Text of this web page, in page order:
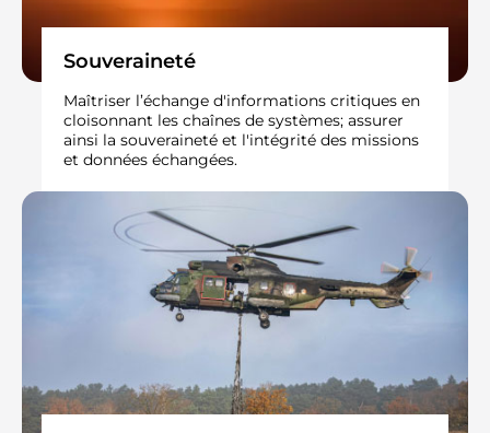
Souveraineté​
Maîtriser l’échange d'informations critiques en
cloisonnant les chaînes de systèmes; assurer
ainsi la souveraineté et l'intégrité des missions
et données échangées.​